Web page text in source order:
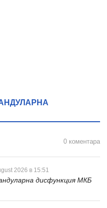
0 коментара
2026 в 15:51
дисфункция МКБ